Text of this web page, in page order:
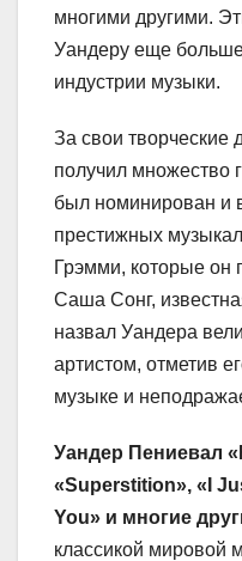
многими другими.
Уандеру еще
индустрии музыки.
За свои творческие
получил множество
был номинирован и
престижных
Грэмми, которые он
Саша Сонг,
назвал Уандера
артистом, отметив
музыке и
Уандер Пениевал
«Superstition», «I
You» и многие
классикой мировой